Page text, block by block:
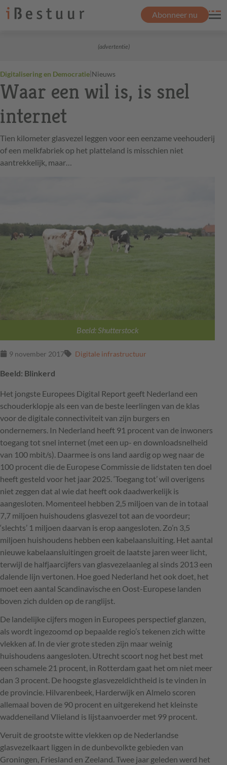
Abonneer nu
(advertentie)
Digitalisering en Democratie|Nieuws
Waar een wil is, is snel
internet
Tien kilometer glasvezel leggen voor een eenzame veehouderij
of een melkfabriek op het platteland is misschien niet
aantrekkelijk, maar…
Beeld: Shutterstock
9 november 2017 Digitale infrastructuur
Beeld: Blinkerd
Het jongste Europees Digital Report geeft Nederland een
schouderklopje als een van de beste leerlingen van de klas
voor de digitale connectiviteit van zijn burgers en
ondernemers. In Nederland heeft 91 procent van de inwoners
toegang tot snel internet (met een up- en downloadsnelheid
van 100 mbit/s). Daarmee is ons land aardig op weg naar de
100 procent die de Europese Commissie de lidstaten ten doel
heeft gesteld voor het jaar 2025. ‘Toegang tot’ wil overigens
niet zeggen dat al wie dat heeft ook daadwerkelijk is
aangesloten. Momenteel hebben 2,5 miljoen van de in totaal
7,7 miljoen huishoudens glasvezel tot aan de voordeur;
‘slechts’ 1 miljoen daarvan is erop aangesloten. Zo’n 3,5
miljoen huishoudens hebben een kabelaansluiting. Het aantal
nieuwe kabelaansluitingen groeit de laatste jaren weer licht,
terwijl de halfjaarcijfers van glasvezelaanleg al sinds 2013 een
dalende lijn vertonen. Hoe goed Nederland het ook doet, het
moet een aantal Scandinavische en Oost-Europese landen
boven zich dulden op de ranglijst.
De landelijke cijfers mogen in Europees perspectief glanzen,
als wordt ingezoomd op bepaalde regio’s tekenen zich witte
vlekken af. In de vier grote steden zijn maar weinig
huishoudens aangesloten. Utrecht scoort nog het best met
een schamele 21 procent, in Rotterdam gaat het om niet meer
dan 3 procent. De hoogste glasvezeldichtheid is te vinden in
de provincie. Hilvarenbeek, Harderwijk en Almelo scoren
allemaal boven de 90 procent en uitgerekend het kleinste
waddeneiland Vlieland is lijstaanvoerder met 99 procent.
Veruit de grootste witte vlekken op de Nederlandse
glasvezelkaart liggen in de dunbevolkte gebieden van
Groningen, Friesland en Zeeland. Twee jaar geleden werd het